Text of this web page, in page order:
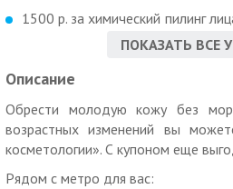
1500 р. за химический пилинг
молочный, гликолевый,
2000 р. за комбинированную
чистку.
12000 р. за игольчатый
ПОКАЗАТЬ ВСЕ
Описание
Обрести молодую кожу без
возрастных изменений вы
косметологии». С купоном еще
Рядом с метро для вас: